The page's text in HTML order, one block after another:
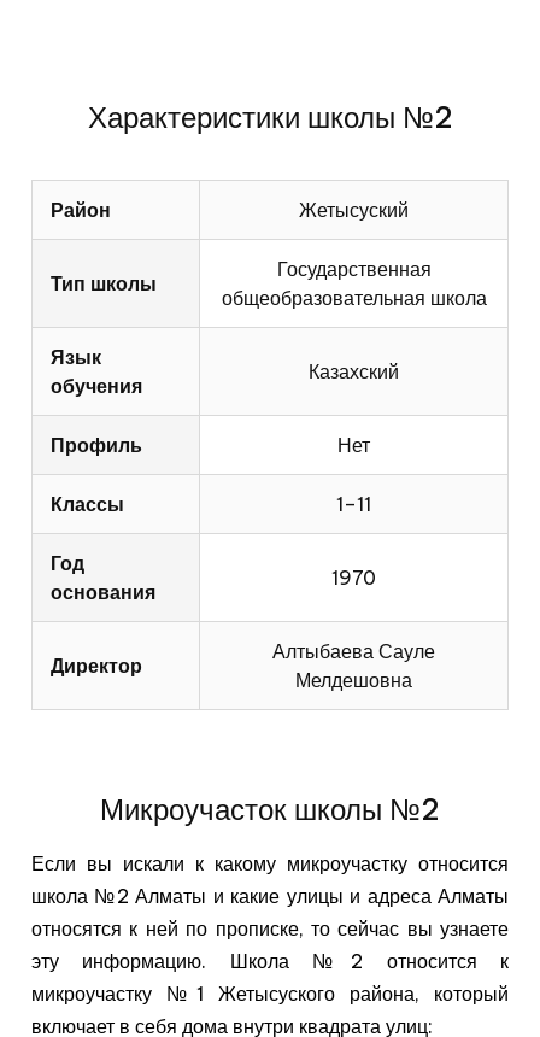
Характеристики школы №2
Район Жетысуский
Тип школы
Государственная
общеобразовательная школа
Язык
обучения
Казахский
Профиль Нет
Классы 1–11
Год
основания
1970
Директор
Алтыбаева Сауле
Мелдешовна
Микроучасток школы №2
Если вы искали к какому микроучастку относится
школа №2 Алматы и какие улицы и адреса Алматы
относятся к ней по прописке, то сейчас вы узнаете
эту информацию. Школа №2 относится к
микроучастку №1 Жетысуского района, который
включает в себя дома внутри квадрата улиц: